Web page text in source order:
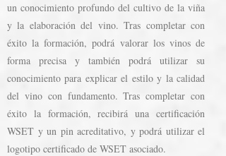
un conocimiento profundo del cultivo de la viña
y la elaboración del vino. Tras completar con
éxito la formación, podrá valorar los vinos de
forma precisa y también podrá utilizar su
conocimiento para explicar el estilo y la calidad
del vino con fundamento. Tras completar con
éxito la formación, recibirá una certificación
WSET y un pin acreditativo, y podrá utilizar el
logotipo certificado de WSET asociado.